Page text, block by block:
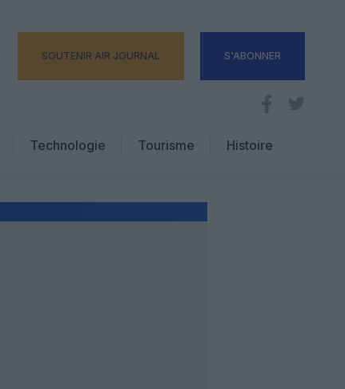
SOUTENIR AIR JOURNAL S'ABONNER
Technologie
Tourisme
Hôtellerie
Histoire